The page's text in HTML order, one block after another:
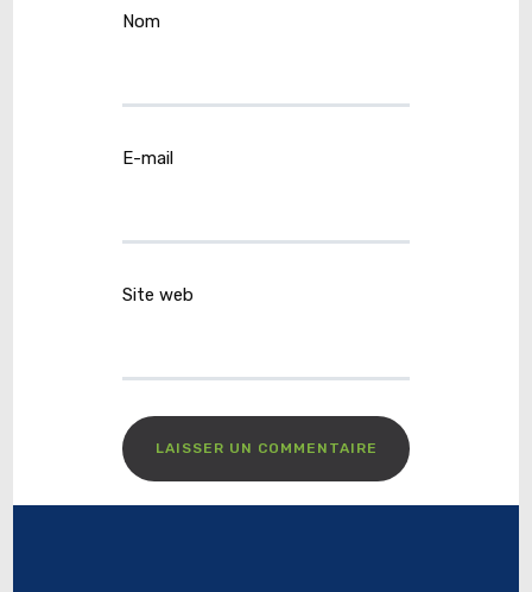
Nom
E-mail
Site web